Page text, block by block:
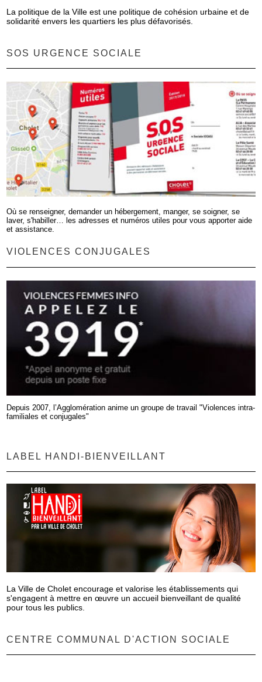
La politique de la Ville est une politique de cohésion urbaine et de
solidarité envers les quartiers les plus défavorisés.
SOS URGENCE SOCIALE
Où se renseigner, demander un hébergement, manger, se soigner, se
laver, s'habiller… les adresses et numéros utiles pour vous apporter aide
et assistance.
VIOLENCES CONJUGALES
Depuis 2007, l’Agglomération anime un groupe de travail "Violences intra-
familiales et conjugales"
LABEL HANDI-BIENVEILLANT
La Ville de Cholet encourage et valorise les établissements qui
s'engagent à mettre en œuvre un accueil bienveillant de qualité
pour tous les publics.
CENTRE COMMUNAL D'ACTION SOCIALE